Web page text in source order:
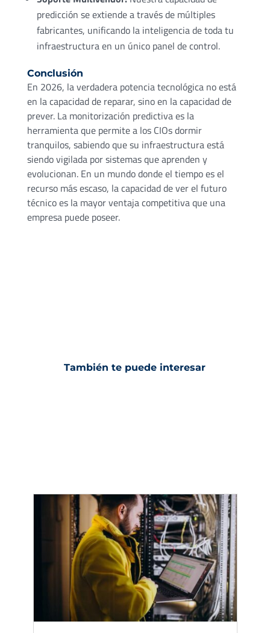
predicción se extiende a través de múltiples
fabricantes, unificando la inteligencia de toda tu
infraestructura en un único panel de control.
Conclusión
En 2026, la verdadera potencia tecnológica no está
en la capacidad de reparar, sino en la capacidad de
prever. La monitorización predictiva es la
herramienta que permite a los CIOs dormir
tranquilos, sabiendo que su infraestructura está
siendo vigilada por sistemas que aprenden y
evolucionan. En un mundo donde el tiempo es el
recurso más escaso, la capacidad de ver el futuro
técnico es la mayor ventaja competitiva que una
empresa puede poseer.
También te puede interesar